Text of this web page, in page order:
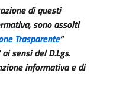
di questi
sono assolti
Trasparente”
sensi del D.Lgs.
informativa e di